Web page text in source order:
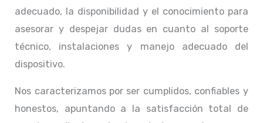
adecuado, la disponibilidad y el conocimiento para
asesorar y despejar dudas en cuanto al soporte
técnico, instalaciones y manejo adecuado del
dispositivo.
Nos caracterizamos por ser cumplidos, confiables y
honestos, apuntando a la satisfacción total de